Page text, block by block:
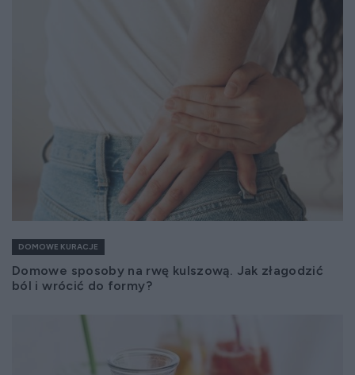
DOMOWE KURACJE
Domowe sposoby na rwę kulszową. Jak złagodzić
ból i wrócić do formy?